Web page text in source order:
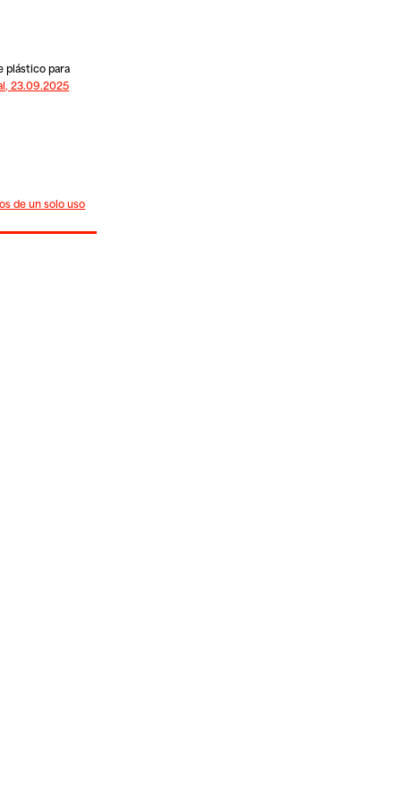
plástico para
23.09.2025
de un solo uso